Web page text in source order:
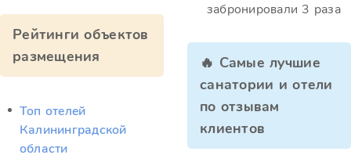
Рейтинги объектов
размещения
Топ отелей
Калининградской
области
забронировали 3 раза
🔥 Самые лучшие
санатории и отели
по отзывам
клиентов